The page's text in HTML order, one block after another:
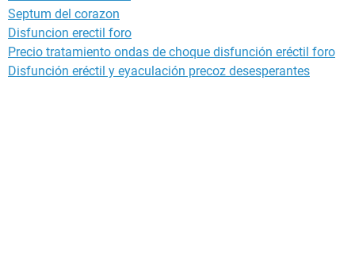
Septum del corazon
Disfuncion erectil foro
Precio tratamiento ondas de choque disfunción eréctil foro
Disfunción eréctil y eyaculación precoz desesperantes